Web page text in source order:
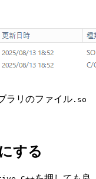
ラリのファイル.so
する